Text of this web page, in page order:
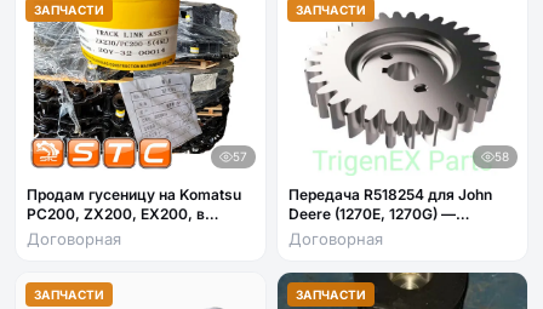
ЗАПЧАСТИ
57
Продам гусеницу на Komatsu
PC200, ZX200, EX200, в
наличии в Москве, доставка
Договорная
ЗАПЧАСТИ
58
Передача R518254 для John
Deere (1270E, 1270G) —
высокая износостойкость.
Договорная
ЗАПЧАСТИ ЗАПЧАСТИ